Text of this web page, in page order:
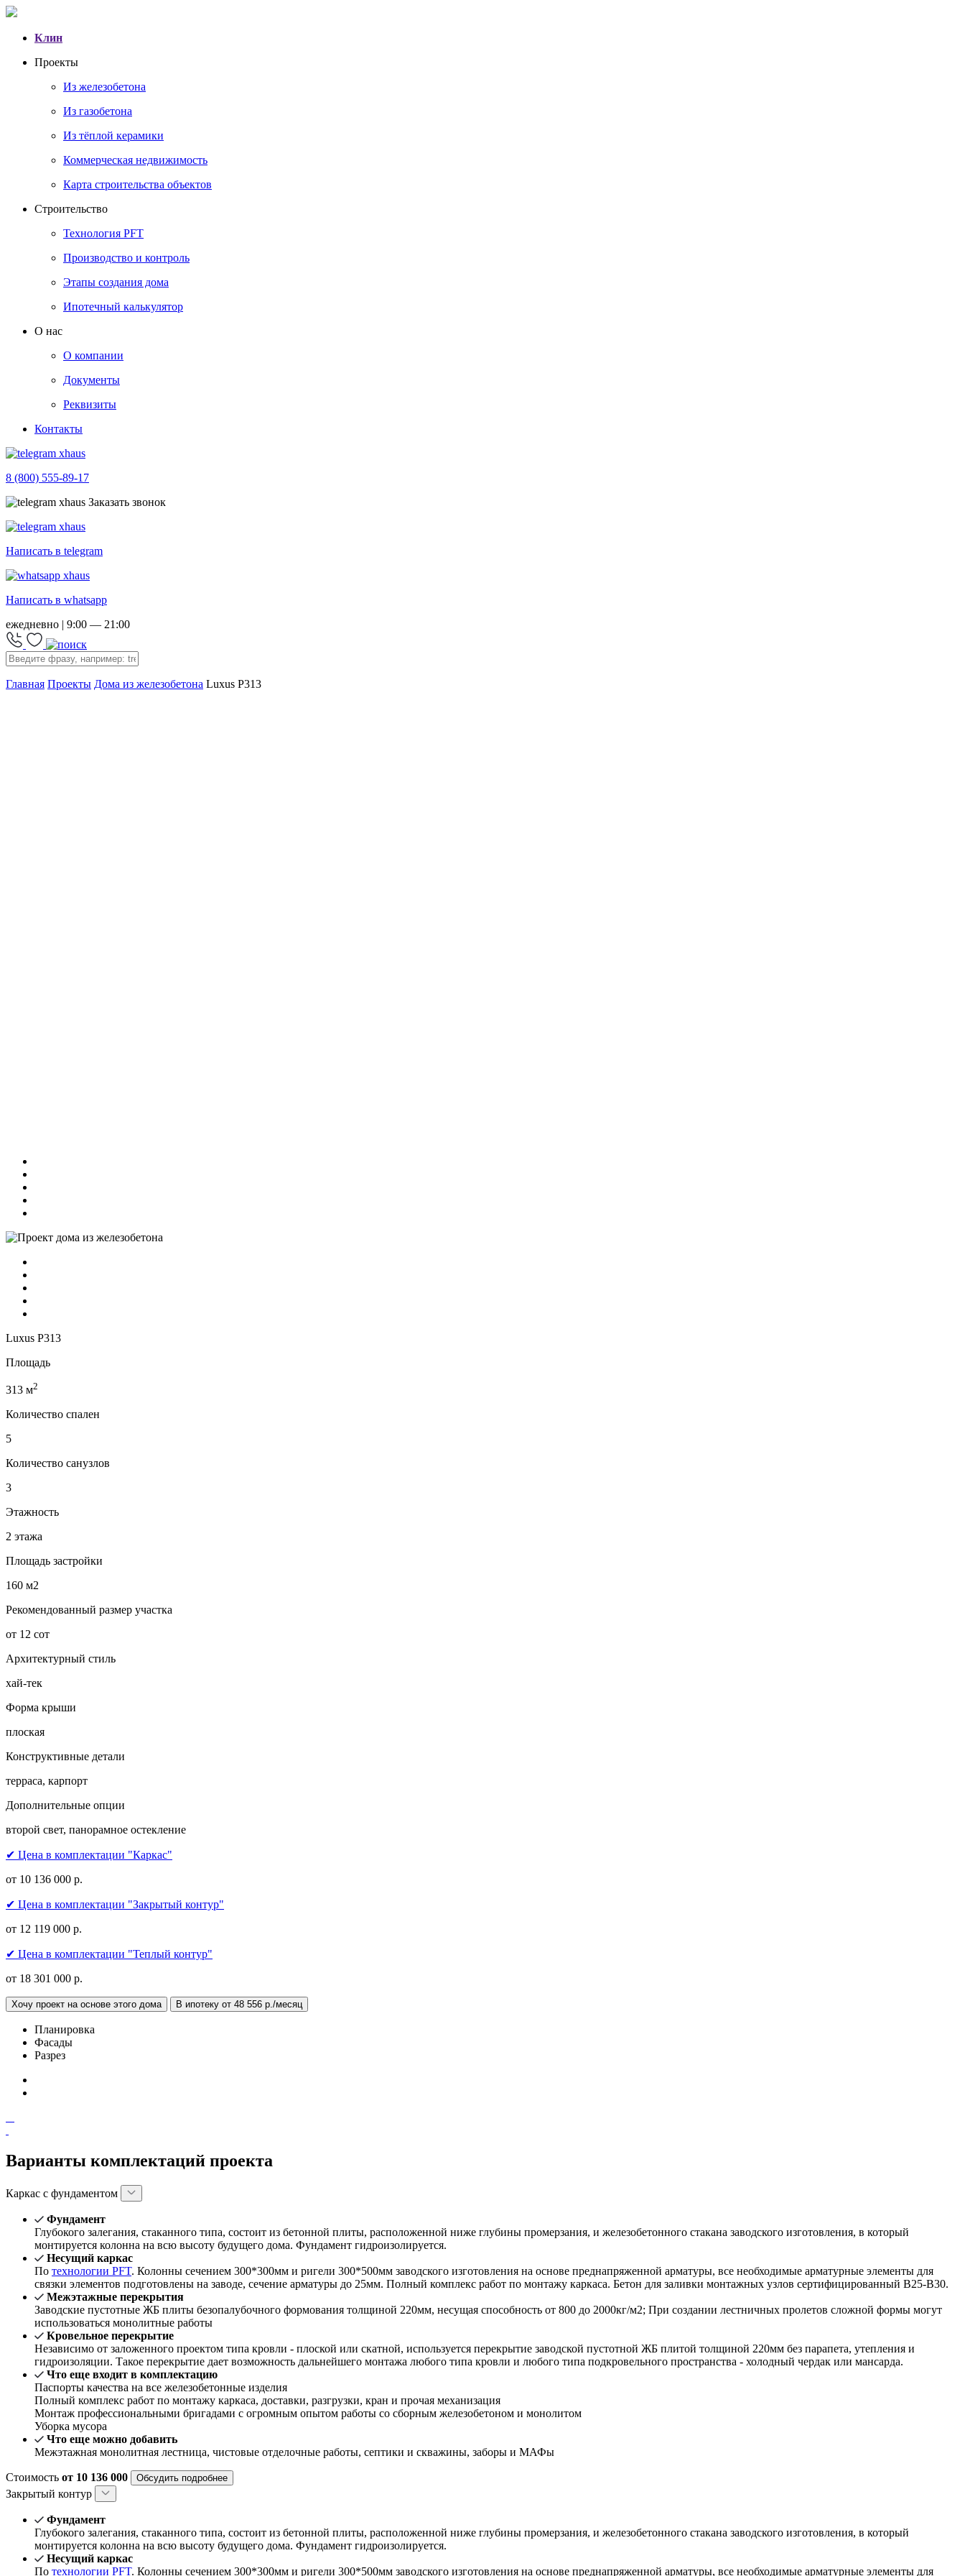
Клин
Проекты
Из железобетона
Из газобетона
Из тёплой керамики
Коммерческая недвижимость
Карта строительства объектов
Строительство
Технология PFT
Производство и контроль
Этапы создания дома
Ипотечный калькулятор
О нас
О компании
Документы
Реквизиты
Контакты
8 (800) 555-89-17
Заказать звонок
Написать в telegram
Написать в whatsapp
ежедневно | 9:00 — 21:00
Главная Проекты Дома из железобетона Luxus P313
Luxus P313
Площадь
313 м2
Количество спален
5
Количество санузлов
3
Этажность
2 этажа
Площадь застройки
160 м2
Рекомендованный размер участка
от 12 сот
Архитектурный стиль
хай-тек
Форма крыши
плоская
Конструктивные детали
терраса, карпорт
Дополнительные опции
второй свет, панорамное остекление
✔ Цена в комплектации "Каркас"
от 10 136 000 р.
✔ Цена в комплектации "Закрытый контур"
от 12 119 000 р.
✔ Цена в комплектации "Теплый контур"
от 18 301 000 р.
Хочу проект на основе этого дома В ипотеку от 48 556 р./месяц
Планировка
Фасады
Разрез
Варианты комплектаций проекта
Каркас с фундаментом
Фундамент
Глубокого залегания, стаканного типа, состоит из бетонной плиты, расположенной ниже глубины промерзания, и железобетонного стакана заводского изготовления, в который
монтируется колонна на всю высоту будущего дома. Фундамент гидроизолируется.
Несущий каркас
По технологии PFT. Колонны сечением 300*300мм и ригели 300*500мм заводского изготовления на основе преднапряженной арматуры, все необходимые арматурные элементы для
связки элементов подготовлены на заводе, сечение арматуры до 25мм. Полный комплекс работ по монтажу каркаса. Бетон для заливки монтажных узлов сертифицированный В25-В30.
Межэтажные перекрытия
Заводские пустотные ЖБ плиты безопалубочного формования толщиной 220мм, несущая способность от 800 до 2000кг/м2; При создании лестничных пролетов сложной формы могут
использоваться монолитные работы
Кровельное перекрытие
Независимо от заложенного проектом типа кровли - плоской или скатной, используется перекрытие заводской пустотной ЖБ плитой толщиной 220мм без парапета, утепления и
гидроизоляции. Такое перекрытие дает возможность дальнейшего монтажа любого типа кровли и любого типа подкровельного пространства - холодный чердак или мансарда.
Что еще входит в комплектацию
Паспорты качества на все железобетонные изделия
Полный комплекс работ по монтажу каркаса, доставки, разгрузки, кран и прочая механизация
Монтаж профессиональными бригадами с огромным опытом работы со сборным железобетоном и монолитом
Уборка мусора
Что еще можно добавить
Межэтажная монолитная лестница, чистовые отделочные работы, септики и скважины, заборы и МАФы
Стоимость от 10 136 000 Обсудить подробнее
Закрытый контур
Фундамент
Глубокого залегания, стаканного типа, состоит из бетонной плиты, расположенной ниже глубины промерзания, и железобетонного стакана заводского изготовления, в который
монтируется колонна на всю высоту будущего дома. Фундамент гидроизолируется.
Несущий каркас
По технологии PFT. Колонны сечением 300*300мм и ригели 300*500мм заводского изготовления на основе преднапряженной арматуры, все необходимые арматурные элементы для